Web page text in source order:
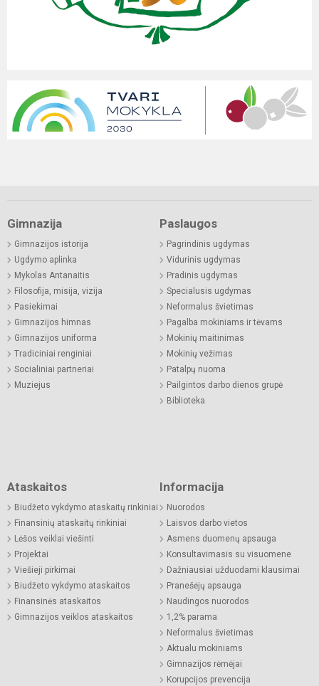
Gimnazija
Gimnazijos istorija
Ugdymo aplinka
Mykolas Antanaitis
Filosofija, misija, vizija
Pasiekimai
Gimnazijos himnas
Gimnazijos uniforma
Tradiciniai renginiai
Socialiniai partneriai
Muziejus
Paslaugos
Pagrindinis ugdymas
Vidurinis ugdymas
Pradinis ugdymas
Specialusis ugdymas
Neformalus švietimas
Pagalba mokiniams ir tėvams
Mokinių maitinimas
Mokinių vežimas
Patalpų nuoma
Pailgintos darbo dienos grupė
Biblioteka
Ataskaitos
Biudžeto vykdymo ataskaitų rinkiniai
Finansinių ataskaitų rinkiniai
Lėšos veiklai viešinti
Projektai
Viešieji pirkimai
Biudžeto vykdymo ataskaitos
Finansinės ataskaitos
Gimnazijos veiklos ataskaitos
Informacija
Nuorodos
Laisvos darbo vietos
Asmens duomenų apsauga
Konsultavimasis su visuomene
Dažniausiai užduodami klausimai
Pranešėjų apsauga
Naudingos nuorodos
1,2% parama
Neformalus švietimas
Aktualu mokiniams
Gimnazijos rėmėjai
Korupcijos prevencija